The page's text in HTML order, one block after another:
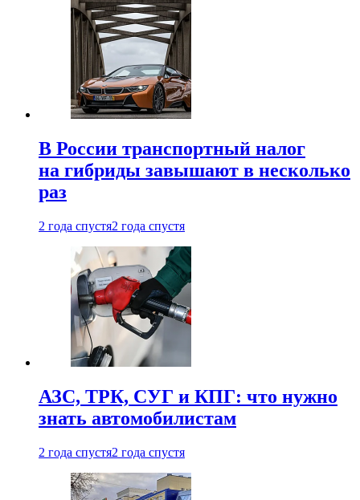
В России транспортный налог
на гибриды завышают в несколько
раз
2 года спустя2 года спустя
АЗС, ТРК, СУГ и КПГ: что нужно
знать автомобилистам
2 года спустя2 года спустя